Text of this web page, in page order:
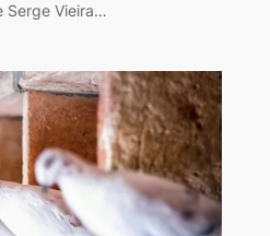
Serge Vieira…